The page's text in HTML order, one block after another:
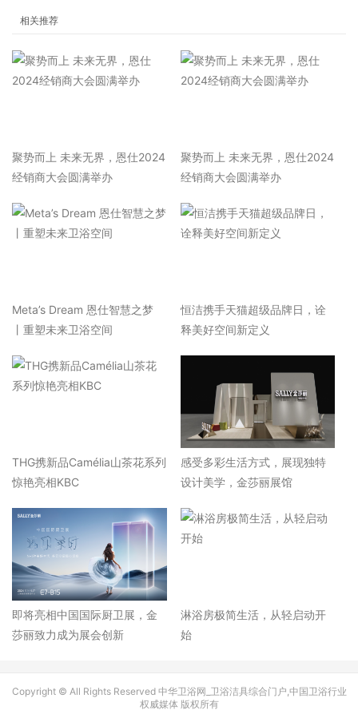
相关推荐
聚势而上 未来无界，恩仕2024
经销商大会圆满举办
聚势而上 未来无界，恩仕2024
经销商大会圆满举办
Meta’s Dream 恩仕智慧之梦
丨重塑未来卫浴空间
恒洁携手天猫超级品牌日，诠
释美好空间新定义
THG携新品Camélia山茶花系列
惊艳亮相KBC
感受多彩生活方式，展现独特
设计美学，金莎丽展馆
即将亮相中国国际厨卫展，金
莎丽致力成为展会创新
淋浴房极简生活，从轻启动开
始
Copyright © All Rights Reserved 中华卫浴网_卫浴洁具综合门户,中国卫浴行业
权威媒体 版权所有